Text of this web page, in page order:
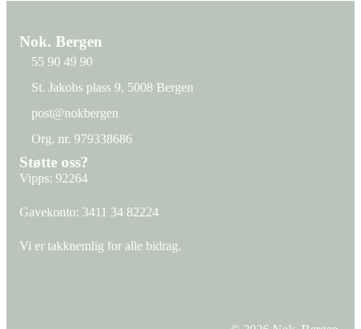
Nok. Bergen
55 90 49 90
St. Jakobs plass 9, 5008 Bergen
St. Jakobs plass 9, 5008 Bergen
post@nokbergen
post@nokbergen
Org. nr. 979338686
Org. nr. 979338686
Støtte oss?
Vipps: 92264
Gavekonto: 3411 34 82224
Vi er takknemlig for alle bidrag.